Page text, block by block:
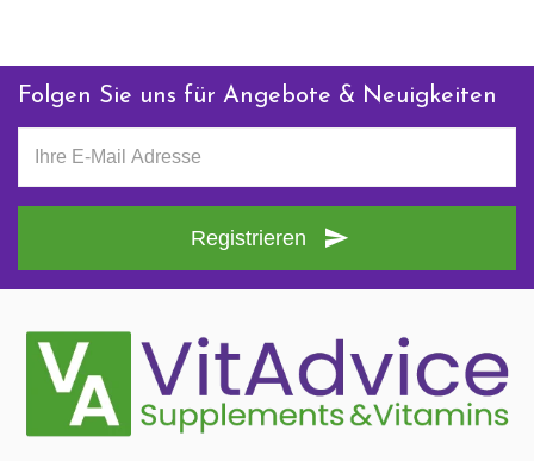
Folgen Sie uns für Angebote & Neuigkeiten
Registrieren